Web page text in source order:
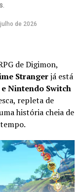
o multiplayer
amigos para
de outros
e
ainda
de 2026
de Digimon,
Strangerjá está
Nintendo Switch
repleta de
história cheia de